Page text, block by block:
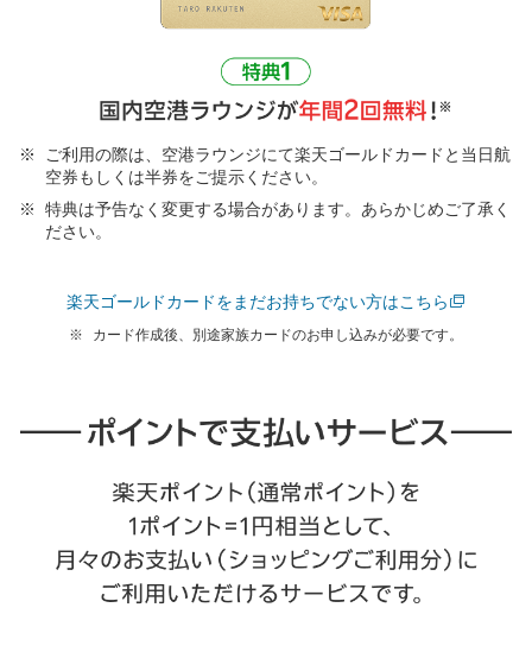
ご利用の際は、空港ラウンジにて楽天ゴールドカードと当日航
空券もしくは半券をご提示ください。
特典は予告なく変更する場合があります。あらかじめご了承く
ださい。
楽天ゴールドカードをまだお持ちでない方はこちら
カード作成後、別途家族カードのお申し込みが必要です。